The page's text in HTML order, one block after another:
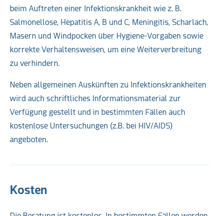
beim Auftreten einer Infektionskrankheit wie z. B.
Salmonellose, Hepatitis A, B und C, Meningitis, Scharlach,
Masern und Windpocken über Hygiene-Vorgaben sowie
korrekte Verhaltensweisen, um eine Weiterverbreitung
zu verhindern.
Neben allgemeinen Auskünften zu Infektionskrankheiten
wird auch schriftliches Informationsmaterial zur
Verfügung gestellt und in bestimmten Fällen auch
kostenlose Untersuchungen (z.B. bei HIV/AIDS)
angeboten.
Kosten